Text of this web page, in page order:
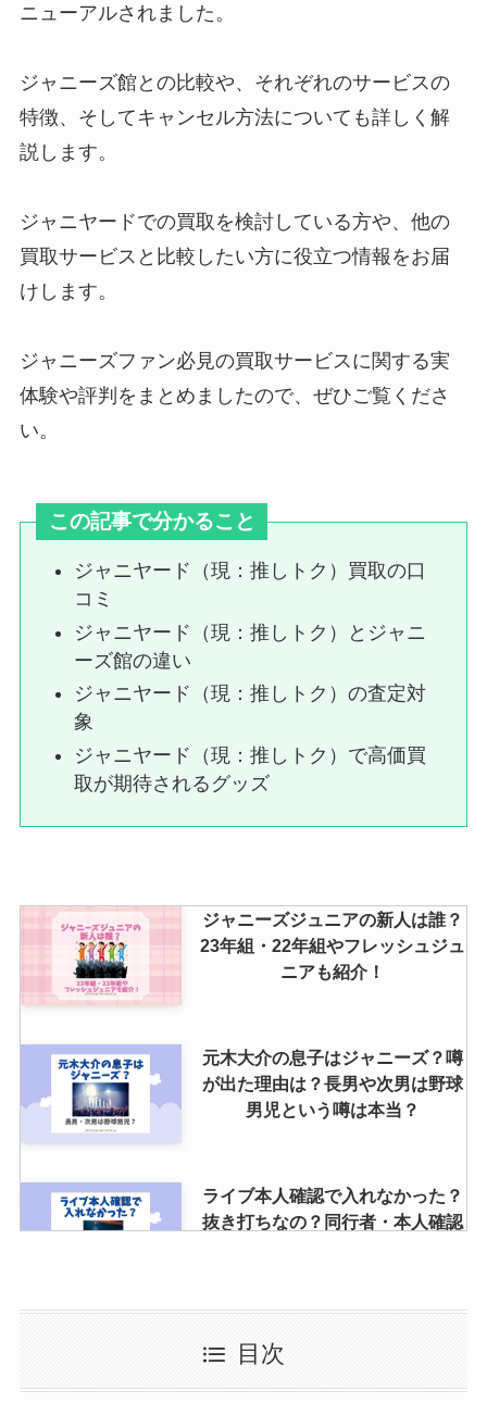
判は？安い理由や態度悪い・安全
ではないなど調査！
公式体重に痩せすぎとの噂？体重
ランキングも紹介
ち事情を調査！お金はいくら？当
たりにくい？
ブは？
は？頭のサイズや定価（公式の値
ブックオフでアイドルグッズは売
れる？買取できないものは？おす
すめや持ち込みも調査
ニューアルされました。
ジャニーズ館との比較や、それぞれのサービスの
特徴、そしてキャンセル方法についても詳しく解
説します。
ジャニヤードでの買取を検討している方や、他の
買取サービスと比較したい方に役立つ情報をお届
けします。
ジャニーズファン必見の買取サービスに関する実
体験や評判をまとめましたので、ぜひご覧くださ
い。
この記事で分かること
ジャニヤード（現：推しトク）買取の口
コミ
ジャニヤード（現：推しトク）とジャニ
ーズ館の違い
ジャニヤード（現：推しトク）の査定対
象
ジャニヤード（現：推しトク）で高価買
取が期待されるグッズ
ジャニーズジュニアの新人は誰？
23年組・22年組やフレッシュジュ
ニアも紹介！
元木大介の息子はジャニーズ？噂
が出た理由は？長男や次男は野球
男児という噂は本当？
ライブ本人確認で入れなかった？
抜き打ちなの？同行者・本人確認
は？なにわ男子の値段は？買取
（持ち込み）調査
目次